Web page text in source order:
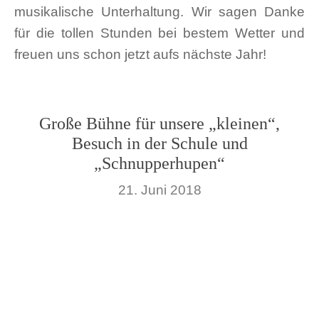
musikalische Unterhaltung. Wir sagen Danke
für die tollen Stunden bei bestem Wetter und
freuen uns schon jetzt aufs nächste Jahr!
Große Bühne für unsere „kleinen“,
Besuch in der Schule und
„Schnupperhupen“
21. Juni 2018